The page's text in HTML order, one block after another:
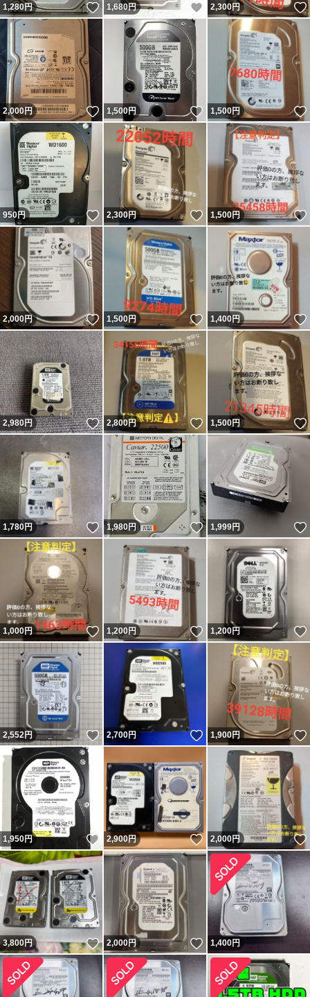
1,280円 いいね！
1,680円 いいね！
2,300円
2,000円 いいね！
1,500円 いいね！
1,500円
950円 いいね！
2,300円 いいね！
1,500円
2,000円 いいね！
1,500円 いいね！
1,400円
2,980円 いいね！
2,800円 いいね！
1,500円
1,780円 いいね！
1,980円 いいね！
1,999円
1,000円 いいね！
1,200 円 いいね！
1,200円
2,552円 いいね！
2,700円 いいね！
1,900円
1,950円 いいね！
2,900円 いいね！
2,000円
3,800円 いいね！
2,000円 いいね！
1,400円